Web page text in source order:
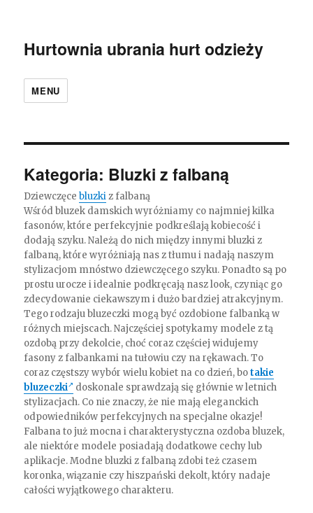
Hurtownia ubrania hurt odzieży
MENU
Kategoria: Bluzki z falbaną
Dziewczęcebluzkiz falbaną
Wśród bluzek damskich wyróżniamy co najmniej kilka
fasonów, które perfekcyjnie podkreślają kobiecość i
dodają szyku. Należą do nich między innymi bluzki z
falbaną, które wyróżniają nas z tłumu i nadają naszym
stylizacjom mnóstwo dziewczęcego szyku. Ponadto są po
prostu urocze i idealnie podkręcają nasz look, czyniąc go
zdecydowanie ciekawszym i dużo bardziej atrakcyjnym.
Tego rodzaju bluzeczki mogą być ozdobione falbanką w
różnych miejscach. Najczęściej spotykamy modele z tą
ozdobą przy dekolcie, choć coraz częściej widujemy
fasony z falbankami na tułowiu czy na rękawach. To
coraz częstszy wybór wielu kobiet na co dzień, botakie
bluzeczki
doskonale sprawdzają się głównie w letnich
stylizacjach. Co nie znaczy, że nie mają eleganckich
odpowiedników perfekcyjnych na specjalne okazje!
Falbana to już mocna i charakterystyczna ozdoba bluzek,
ale niektóre modele posiadają dodatkowe cechy lub
aplikacje. Modne bluzki z falbaną zdobi też czasem
koronka, wiązanie czy hiszpański dekolt, który nadaje
całości wyjątkowego charakteru.